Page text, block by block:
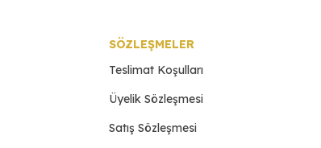
SÖZLEŞMELER
Teslimat Koşulları
Üyelik Sözleşmesi
Satış Sözleşmesi